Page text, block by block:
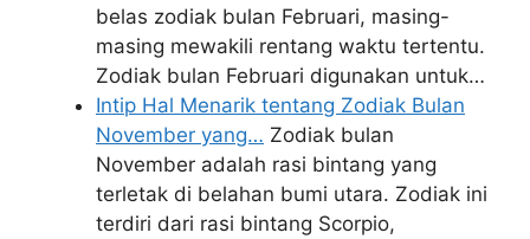
belas zodiak bulan Februari, masing-
masing mewakili rentang waktu tertentu.
Zodiak bulan Februari digunakan untuk…
Intip Hal Menarik tentang Zodiak Bulan
November yang… Zodiak bulan
November adalah rasi bintang yang
terletak di belahan bumi utara. Zodiak ini
terdiri dari rasi bintang Scorpio,